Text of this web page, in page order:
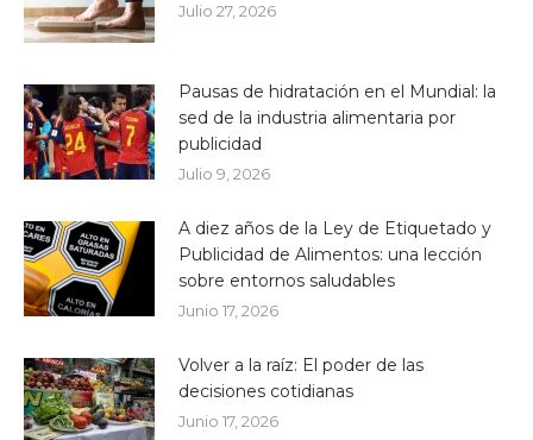
Julio 27, 2026
Pausas de hidratación en el Mundial: la
sed de la industria alimentaria por
publicidad
Julio 9, 2026
A diez años de la Ley de Etiquetado y
Publicidad de Alimentos: una lección
sobre entornos saludables
Junio 17, 2026
Volver a la raíz: El poder de las
decisiones cotidianas
Junio 17, 2026